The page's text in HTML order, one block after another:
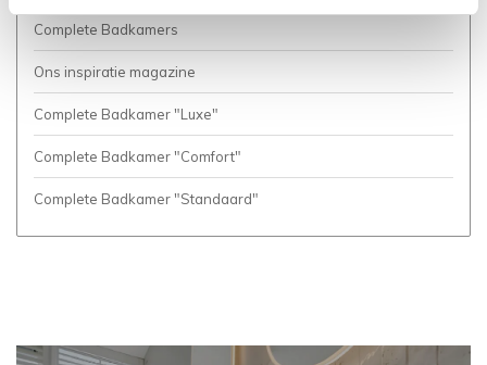
Complete Badkamers
Ons inspiratie magazine
Complete Badkamer "Luxe"
Complete Badkamer "Comfort"
Complete Badkamer "Standaard"